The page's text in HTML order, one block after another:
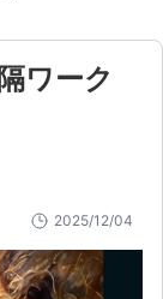
ワーク
2025/12/04